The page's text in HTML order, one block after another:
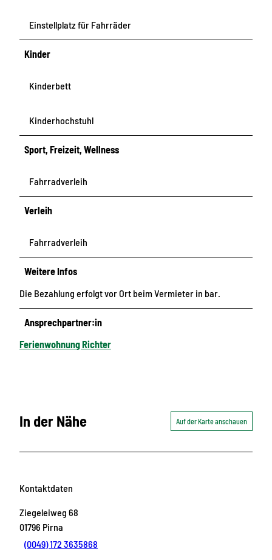
Einstellplatz für Fahrräder
Kinder
Kinderbett
Kinderhochstuhl
Sport, Freizeit, Wellness
Fahrradverleih
Verleih
Fahrradverleih
Weitere Infos
Die Bezahlung erfolgt vor Ort beim Vermieter in bar.
Ansprechpartner:in
Ferienwohnung Richter
In der Nähe Auf der Karte anschauen
Kontaktdaten
Ziegeleiweg 68
01796 Pirna
(0049) 172 3635868